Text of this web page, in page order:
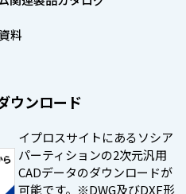
料
ウンロード
イプロスサイトにあるソシア
パーティションの2次元汎用
CADデータのダウンロードが
可能です。※DWG及びDXF形